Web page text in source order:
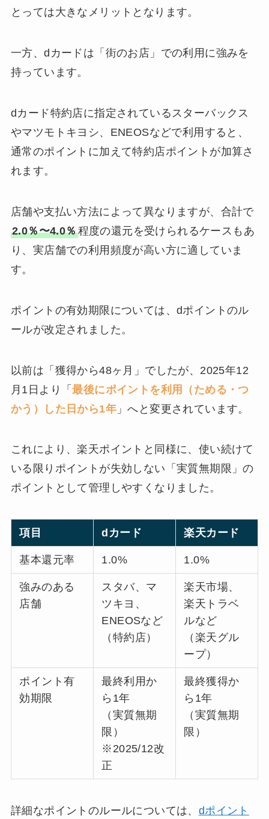
とっては大きなメリットとなります。
一方、dカードは「街のお店」での利用に強みを
持っています。
dカード特約店に指定されているスターバックス
やマツモトキヨシ、ENEOSなどで利用すると、
通常のポイントに加えて特約店ポイントが加算さ
れます。
店舗や支払い方法によって異なりますが、合計で
2.0％〜4.0％程度の還元を受けられるケースもあ
り、実店舗での利用頻度が高い方に適していま
す。
ポイントの有効期限については、dポイントのル
ールが改定されました。
以前は「獲得から48ヶ月」でしたが、2025年12
月1日より「最後にポイントを利用（ためる・つ
かう）した日から1年」へと変更されています。
これにより、楽天ポイントと同様に、使い続けて
いる限りポイントが失効しない「実質無期限」の
ポイントとして管理しやすくなりました。
項目 dカード 楽天カード
基本還元率 1.0% 1.0%
強みのある
店舗
スタバ、マ
ツキヨ、
ENEOSなど
（特約店）
楽天市場、
楽天トラベ
ルなど
（楽天グル
ープ）
ポイント有
効期限
最終利用か
ら1年
（実質無期
限）
※2025/12改
正
最終獲得か
ら1年
（実質無期
限）
詳細なポイントのルールについては、 dポイント